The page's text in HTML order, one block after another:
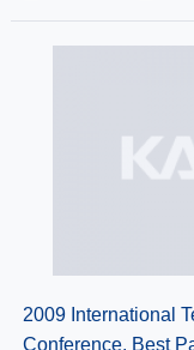
2009 International
Conference, Best